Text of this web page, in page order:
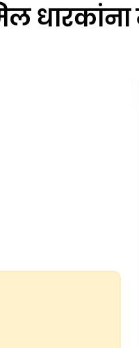
धारकांना